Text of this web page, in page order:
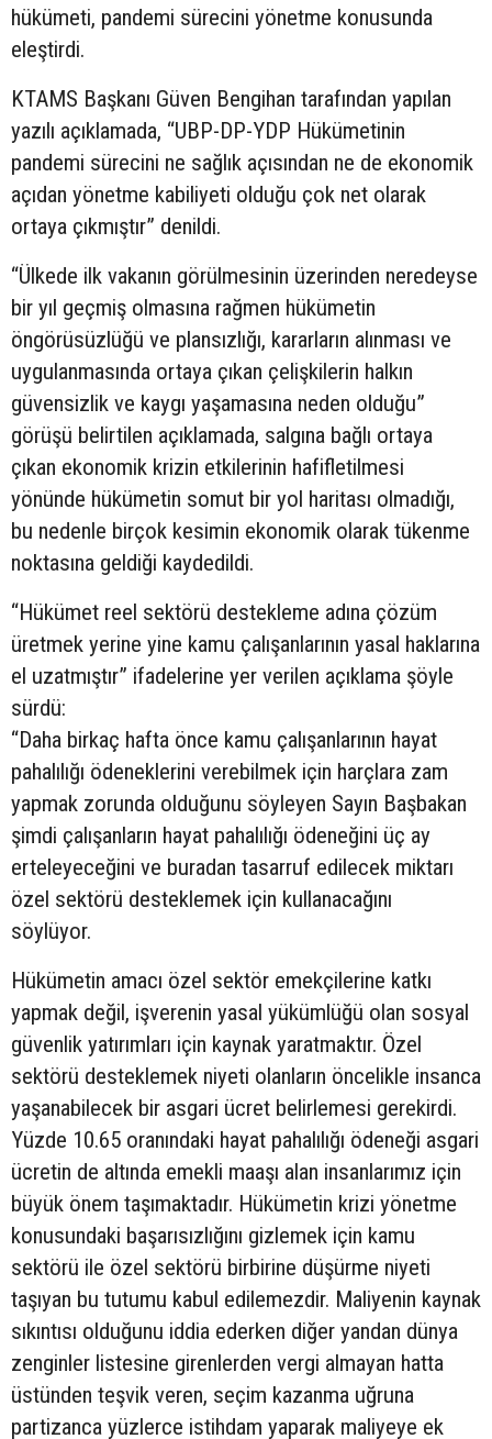
hükümeti, pandemi sürecini yönetme konusunda
eleştirdi.
KTAMS Başkanı Güven Bengihan tarafından yapılan
yazılı açıklamada, “UBP-DP-YDP Hükümetinin
pandemi sürecini ne sağlık açısından ne de ekonomik
açıdan yönetme kabiliyeti olduğu çok net olarak
ortaya çıkmıştır” denildi.
“Ülkede ilk vakanın görülmesinin üzerinden neredeyse
bir yıl geçmiş olmasına rağmen hükümetin
öngörüsüzlüğü ve plansızlığı, kararların alınması ve
uygulanmasında ortaya çıkan çelişkilerin halkın
güvensizlik ve kaygı yaşamasına neden olduğu”
görüşü belirtilen açıklamada, salgına bağlı ortaya
çıkan ekonomik krizin etkilerinin hafifletilmesi
yönünde hükümetin somut bir yol haritası olmadığı,
bu nedenle birçok kesimin ekonomik olarak tükenme
noktasına geldiği kaydedildi.
“Hükümet reel sektörü destekleme adına çözüm
üretmek yerine yine kamu çalışanlarının yasal haklarına
el uzatmıştır” ifadelerine yer verilen açıklama şöyle
sürdü:
“Daha birkaç hafta önce kamu çalışanlarının hayat
pahalılığı ödeneklerini verebilmek için harçlara zam
yapmak zorunda olduğunu söyleyen Sayın Başbakan
şimdi çalışanların hayat pahalılığı ödeneğini üç ay
erteleyeceğini ve buradan tasarruf edilecek miktarı
özel sektörü desteklemek için kullanacağını
söylüyor.
Hükümetin amacı özel sektör emekçilerine katkı
yapmak değil, işverenin yasal yükümlüğü olan sosyal
güvenlik yatırımları için kaynak yaratmaktır. Özel
sektörü desteklemek niyeti olanların öncelikle insanca
yaşanabilecek bir asgari ücret belirlemesi gerekirdi.
Yüzde 10.65 oranındaki hayat pahalılığı ödeneği asgari
ücretin de altında emekli maaşı alan insanlarımız için
büyük önem taşımaktadır. Hükümetin krizi yönetme
konusundaki başarısızlığını gizlemek için kamu
sektörü ile özel sektörü birbirine düşürme niyeti
taşıyan bu tutumu kabul edilemezdir. Maliyenin kaynak
sıkıntısı olduğunu iddia ederken diğer yandan dünya
zenginler listesine girenlerden vergi almayan hatta
üstünden teşvik veren, seçim kazanma uğruna
partizanca yüzlerce istihdam yaparak maliyeye ek